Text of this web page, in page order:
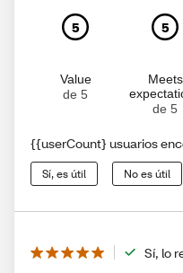
5
Value
de 5
5
Meets
de 5
{{userCount} usuarios
Sí, es útil No es útil
Sí, lo